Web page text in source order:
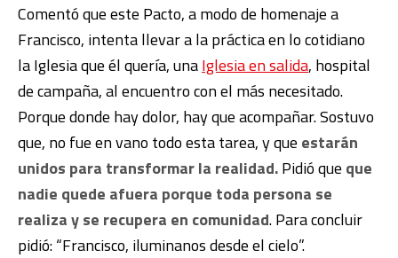
Comentó que este Pacto, a modo de homenaje a
Francisco, intenta llevar a la práctica en lo cotidiano
la Iglesia que él quería, unaIglesia en salida, hospital
de campaña, al encuentro con el más necesitado.
Porque donde hay dolor, hay que acompañar. Sostuvo
que, no fue en vano todo esta tarea, y que estarán
unidos para transformar la realidad.Pidió que que
nadie quede afuera porque toda persona se
realiza y se recupera en comunidad. Para concluir
pidió: “Francisco, iluminanos desde el cielo”.